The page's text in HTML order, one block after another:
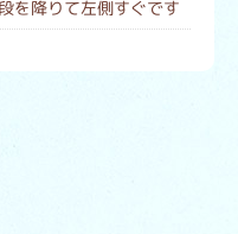
を降りて左側すぐです